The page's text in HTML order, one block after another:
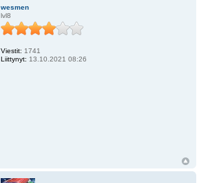
wesmen
lvl8
Viestit: 1741
Liittynyt: 13.10.2021 08:26